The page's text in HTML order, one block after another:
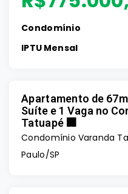
Condomínio
IPTU Mensal
Apartamento de
Suíte e 1 Vaga no
Tatuapé 🏢
Condomínio Varanda
Paulo/SP